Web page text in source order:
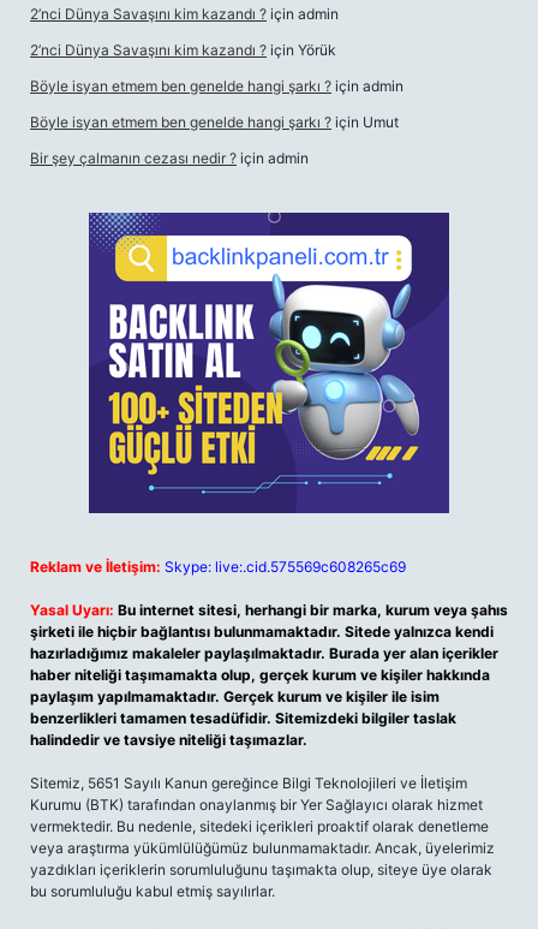
2’nci Dünya Savaşını kim kazandı ? için admin
2’nci Dünya Savaşını kim kazandı ? için Yörük
Böyle isyan etmem ben genelde hangi şarkı ? için admin
Böyle isyan etmem ben genelde hangi şarkı ? için Umut
Bir şey çalmanın cezası nedir ? için admin
Reklam ve İletişim: Skype: live:.cid.575569c608265c69
Yasal Uyarı: Bu internet sitesi, herhangi bir marka, kurum veya şahıs
şirketi ile hiçbir bağlantısı bulunmamaktadır. Sitede yalnızca kendi
hazırladığımız makaleler paylaşılmaktadır. Burada yer alan içerikler
haber niteliği taşımamakta olup, gerçek kurum ve kişiler hakkında
paylaşım yapılmamaktadır. Gerçek kurum ve kişiler ile isim
benzerlikleri tamamen tesadüfidir. Sitemizdeki bilgiler taslak
halindedir ve tavsiye niteliği taşımazlar.
Sitemiz, 5651 Sayılı Kanun gereğince Bilgi Teknolojileri ve İletişim
Kurumu (BTK) tarafından onaylanmış bir Yer Sağlayıcı olarak hizmet
vermektedir. Bu nedenle, sitedeki içerikleri proaktif olarak denetleme
veya araştırma yükümlülüğümüz bulunmamaktadır. Ancak, üyelerimiz
yazdıkları içeriklerin sorumluluğunu taşımakta olup, siteye üye olarak
bu sorumluluğu kabul etmiş sayılırlar.